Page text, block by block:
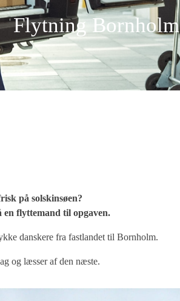
Flytning Bornholm
på solskinsøen?
en flyttemand til opgaven.
danskere fra fastlandet til Bornholm.
og læsser af den næste.